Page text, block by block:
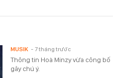
Thông tin Hoà Minzy vừa công bố
gây chú ý.
MUSIK - 7 tháng trước